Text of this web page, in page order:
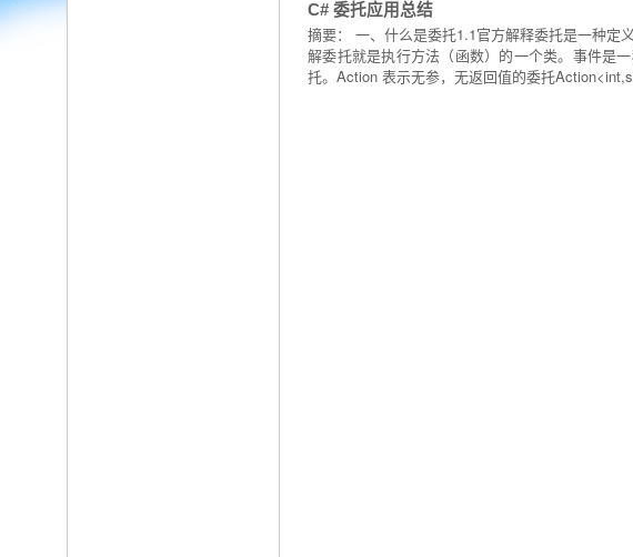
C# 委托应用总结
摘要： 一、什么是委托1.1官方解释委托是一种定
解委托就是执行方法（函数）的一个类。事件是
托。Action 表示无参，无返回值的委托